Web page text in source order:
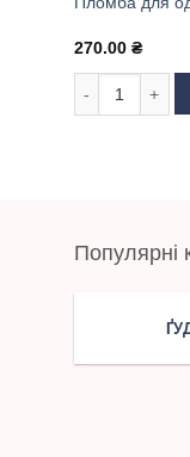
270.00 ₴
Пломба для
Популярні